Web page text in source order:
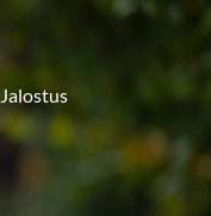
Jalostus